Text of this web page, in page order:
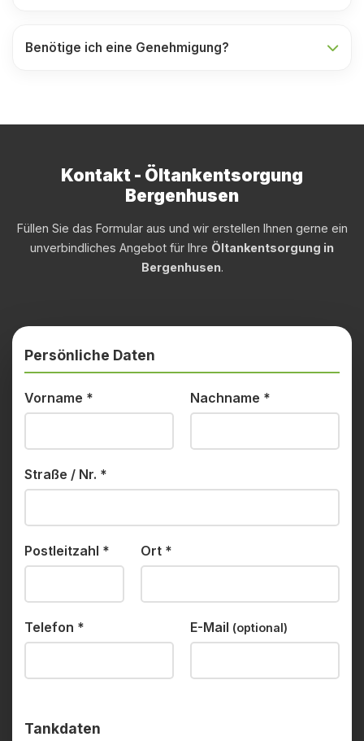
Benötige ich eine Genehmigung?
Kontakt - Öltankentsorgung
Bergenhusen
Füllen Sie das Formular aus und wir erstellen Ihnen gerne ein
unverbindliches Angebot für Ihre Öltankentsorgung in
Bergenhusen.
Persönliche Daten
Vorname * Nachname *
Straße / Nr. *
Postleitzahl * Ort *
Telefon * E-Mail (optional)
Tankdaten